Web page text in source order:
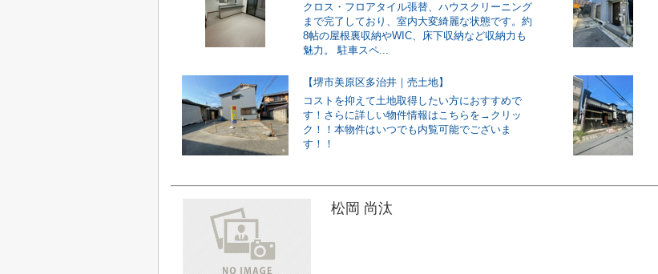
クロス・フロアタイル張替、ハウスクリーニング
まで完了しており、室内大変綺麗な状態です。約
8帖の屋根裏収納やWIC、床下収納など収納力も
魅力。 駐車スペ...
【堺市美原区多治井｜売土地】
コストを抑えて土地取得したい方におすすめで
す！さらに詳しい物件情報はこちらを→クリッ
ク！！本物件はいつでも内覧可能でございま
す！！
松岡 尚汰